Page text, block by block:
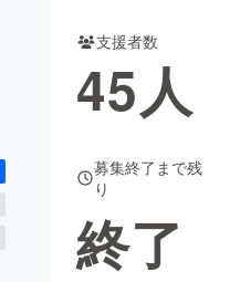
支援者数
45人
募集終了まで残
り
終了